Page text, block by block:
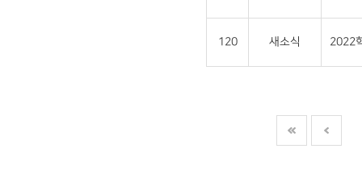
120 새소식 2022